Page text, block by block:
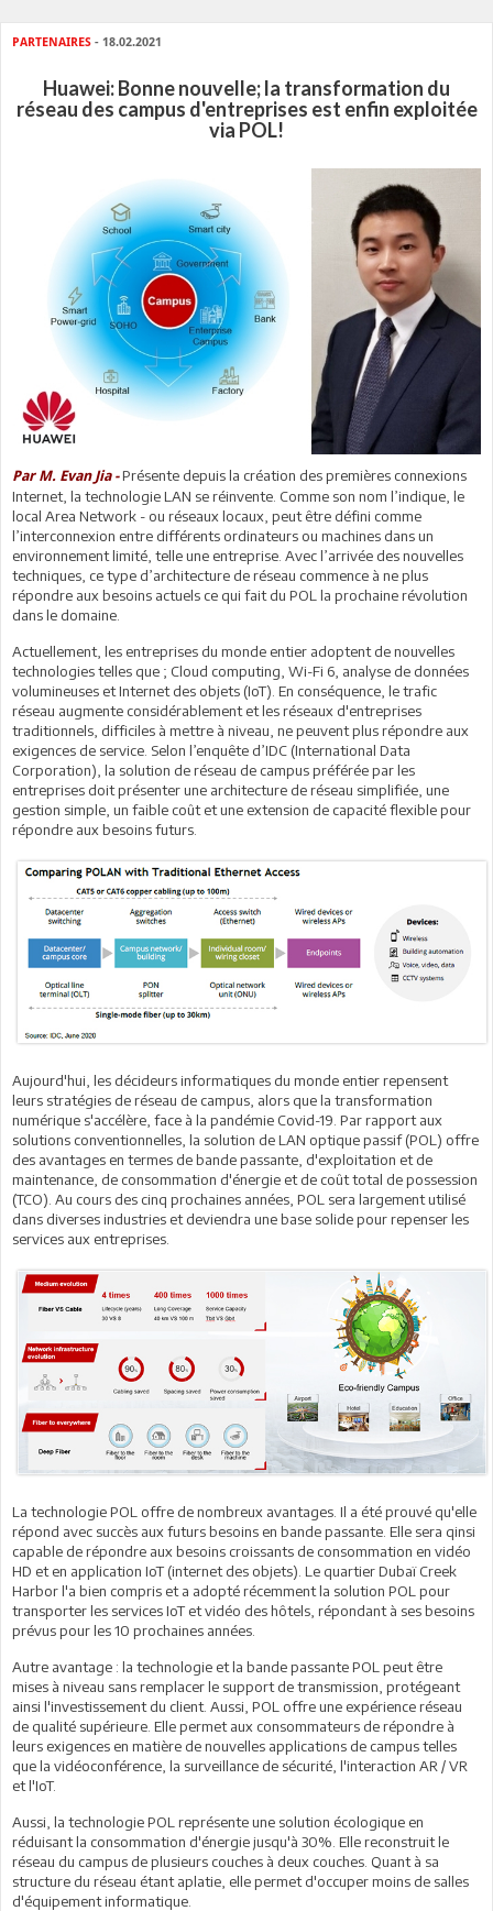
PARTENAIRES - 18.02.2021
Huawei: Bonne nouvelle; la transformation du
réseau des campus d'entreprises est enfin exploitée
via POL!
Par M. Evan Jia -Présente depuis la création des premières connexions
Internet, la technologie LAN se réinvente. Comme son nom l’indique, le
local Area Network - ou réseaux locaux, peut être défini comme
l’interconnexion entre différents ordinateurs ou machines dans un
environnement limité, telle une entreprise. Avec l’arrivée des nouvelles
techniques, ce type d’architecture de réseau commence à ne plus
répondre aux besoins actuels ce qui fait du POL la prochaine révolution
dans le domaine.
Actuellement, les entreprises du monde entier adoptent de nouvelles
technologies telles que ; Cloud computing, Wi-Fi 6, analyse de données
volumineuses et Internet des objets (IoT). En conséquence, le trafic
réseau augmente considérablement et les réseaux d'entreprises
traditionnels, difficiles à mettre à niveau, ne peuvent plus répondre aux
exigences de service. Selon l’enquête d’IDC (International Data
Corporation), la solution de réseau de campus préférée par les
entreprises doit présenter une architecture de réseau simplifiée, une
gestion simple, un faible coût et une extension de capacité flexible pour
répondre aux besoins futurs.
Aujourd'hui, les décideurs informatiques du monde entier repensent
leurs stratégies de réseau de campus, alors que la transformation
numérique s'accélère, face à la pandémie Covid-19. Par rapport aux
solutions conventionnelles, la solution de LAN optique passif (POL) offre
des avantages en termes de bande passante, d'exploitation et de
maintenance, de consommation d'énergie et de coût total de possession
(TCO). Au cours des cinq prochaines années, POL sera largement utilisé
dans diverses industries et deviendra une base solide pour repenser les
services aux entreprises.
La technologie POL offre de nombreux avantages. Il a été prouvé qu'elle
répond avec succès aux futurs besoins en bande passante. Elle sera qinsi
capable de répondre aux besoins croissants de consommation en vidéo
HD et en application IoT (internet des objets). Le quartier Dubaï Creek
Harbor l'a bien compris et a adopté récemment la solution POL pour
transporter les services IoT et vidéo des hôtels, répondant à ses besoins
prévus pour les 10 prochaines années.
Autre avantage : la technologie et la bande passante POL peut être
mises à niveau sans remplacer le support de transmission, protégeant
ainsi l'investissement du client. Aussi, POL offre une expérience réseau
de qualité supérieure. Elle permet aux consommateurs de répondre à
leurs exigences en matière de nouvelles applications de campus telles
que la vidéoconférence, la surveillance de sécurité, l'interaction AR / VR
et l'IoT.
Aussi, la technologie POL représente une solution écologique en
réduisant la consommation d'énergie jusqu'à 30%. Elle reconstruit le
réseau du campus de plusieurs couches à deux couches. Quant à sa
structure du réseau étant aplatie, elle permet d'occuper moins de salles
d'équipement informatique.